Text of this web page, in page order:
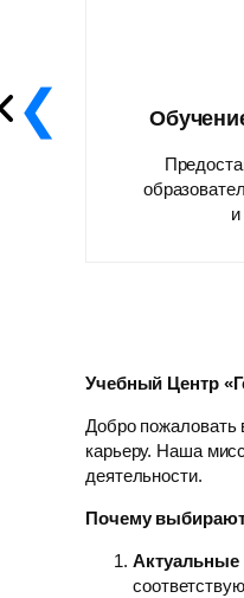
Учебный Центр
Добро пожаловать
карьеру. Наша
деятельности.
Почему выбирают
Актуальные